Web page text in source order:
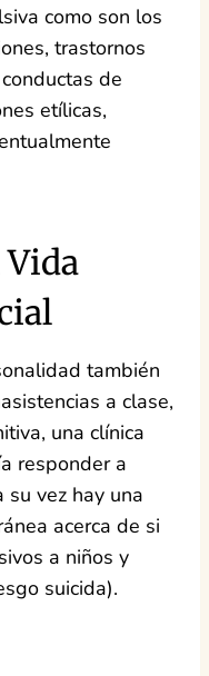
como son los
trastornos
de
etílicas,
también
a clase,
una clínica
responder a
vez hay una
acerca de si
a niños y
suicida).